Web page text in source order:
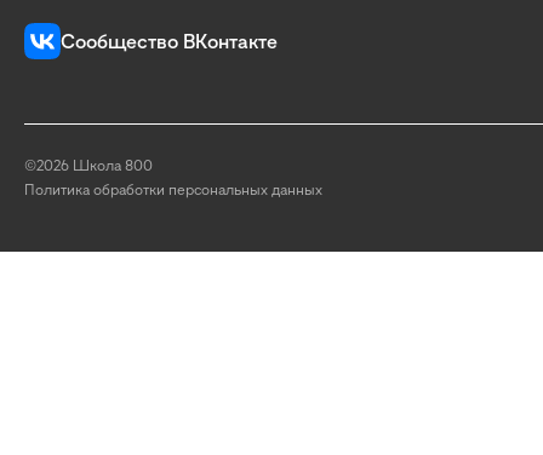
Сообщество ВКонтакте
©2026 Школа 800
Политика обработки персональных данных